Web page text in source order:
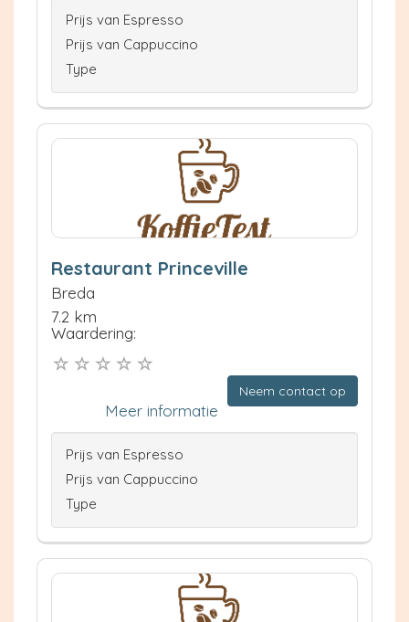
Prijs van Espresso
Prijs van Cappuccino
Type
Restaurant Princeville
Breda
7.2 km
Waardering:
Neem contact op
Meer informatie
Prijs van Espresso
Prijs van Cappuccino
Type